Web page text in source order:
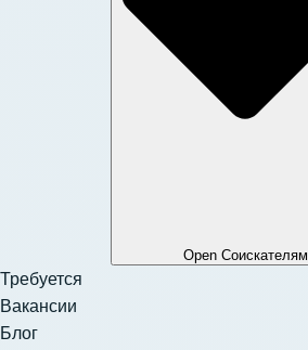
Open Соискателям
Требуется
Вакансии
Блог